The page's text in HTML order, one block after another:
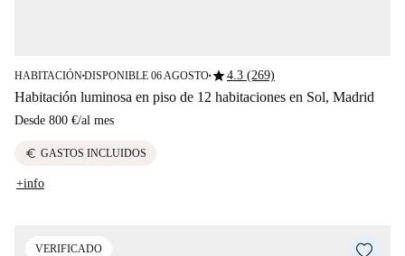
HABITACIÓN■DISPONIBLE 06 AGOSTO■star4.3 (269)
Habitación luminosa en piso de 12 habitaciones en Sol, Madrid
Desde 800 €/al mes
euro GASTOS INCLUIDOS
+info
VERIFICADO